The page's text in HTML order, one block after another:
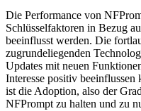
Die Performance von
Schlüsselfaktoren in Bezug
beeinflusst werden. Die
zugrundeliegenden
Updates mit neuen
Interesse positiv
ist die Adoption, also der
NFPrompt zu halten und zu